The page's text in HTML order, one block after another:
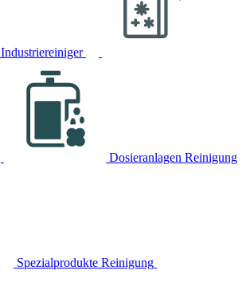
Industriereiniger
Dosieranlagen Reinigung
Spezialprodukte Reinigung